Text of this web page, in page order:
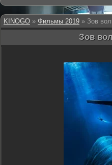
KINOGO » Фильмы 2019 » Зов
Зов